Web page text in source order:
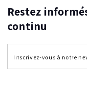
Restez
continu